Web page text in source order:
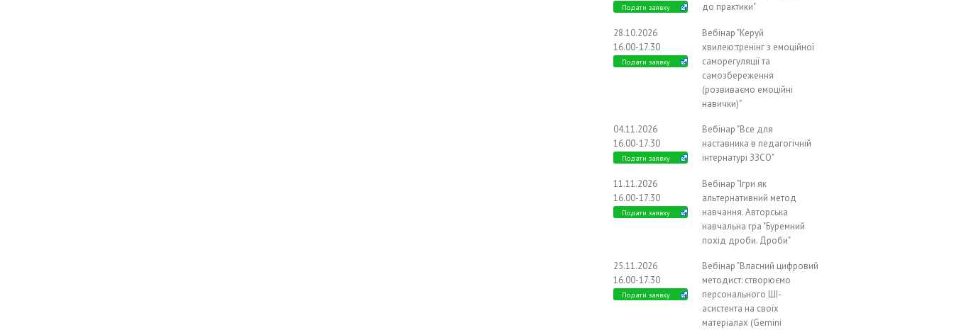
Подати заявку
до практики"
28.10.2026
16.00-17.30
Подати заявку
Вебінар "Керуй
хвилею:тренінг з емоційної
саморегуляції та
самозбереження
(розвиваємо емоційні
навички)"
04.11.2026
16.00-17.30
Подати заявку
Вебінар "Все для
наставника в педагогічній
інтернатурі ЗЗСО"
11.11.2026
16.00-17.30
Подати заявку
Вебінар "Ігри як
альтернативний метод
навчання. Авторська
навчальна гра "Буремний
похід дроби. Дроби"
25.11.2026
16.00-17.30
Подати заявку
Вебінар "Власний цифровий
методист: створюємо
персонального ШІ-
асистента на своїх
матеріалах (Gemini